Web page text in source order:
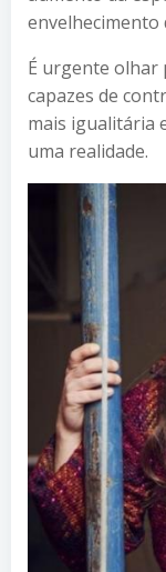
envelhecimento
É urgente olhar
capazes de
mais igualitária
uma realidade.